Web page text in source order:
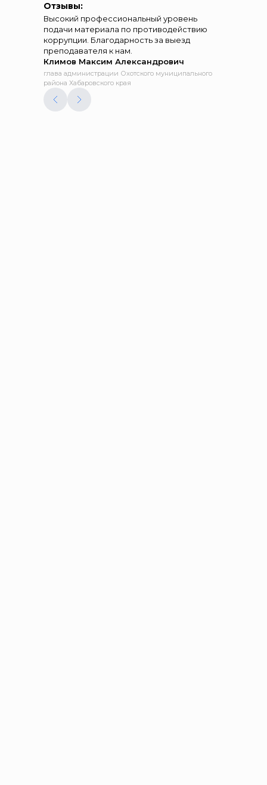
Отзывы:
Высокий профессиональный уровень
подачи материала по противодействию
коррупции. Благодарность за выезд
преподавателя к нам.
Климов Максим Александрович
глава администрации Охотского муниципального
района Хабаровского края